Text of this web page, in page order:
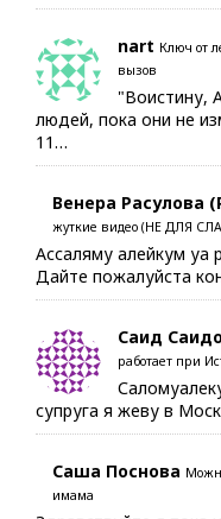
nart Ключ от
вызов
"Воистину,
людей, пока они не
11…
Венера Расулова
жуткие видео (НЕ ДЛЯ
Ассаляму алейкум уа
Дайте пожалуйста
Саид
работает при
супруга я жеву в
Саша Поснова
имама